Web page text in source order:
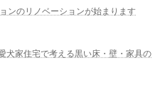
ンのリノベーションが始まります
犬家住宅で考える黒い床・壁・家具の